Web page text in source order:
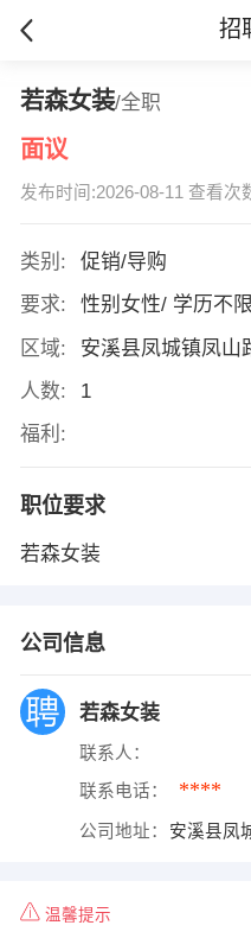
招
若森女装/全职
面议
发布时间:2026-08-11 查看次
类别:
促销/导购
要求:
性别女性/ 学历不
区域:
安溪县凤城镇凤山
人数:
1
福利:
职位要求
若森女装
公司信息
若森女装
联系人：
联系电话： ****
公司地址： 安溪县凤
温馨提示